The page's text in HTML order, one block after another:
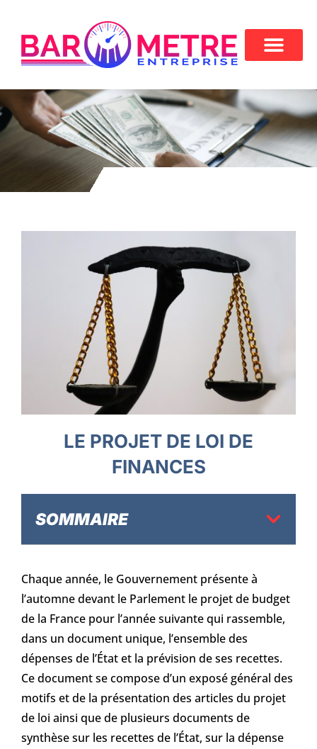
LE PROJET DE LOI DE
FINANCES
SOMMAIRE
Chaque année, le Gouvernement présente à
l’automne devant le Parlement le projet de budget
de la France pour l’année suivante qui rassemble,
dans un document unique, l’ensemble des
dépenses de l’État et la prévision de ses recettes.
Ce document se compose d’un exposé général des
motifs et de la présentation des articles du projet
de loi ainsi que de plusieurs documents de
synthèse sur les recettes de l’État, sur la dépense